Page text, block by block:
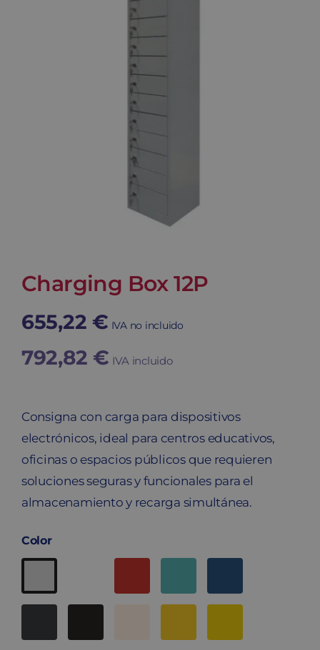
Charging Box 12P
655,22 € IVA no incluido
792,82 € IVA incluido
Consigna con carga para dispositivos
electrónicos, ideal para centros educativos,
oficinas o espacios públicos que requieren
soluciones seguras y funcionales para el
almacenamiento y recarga simultánea.
Color